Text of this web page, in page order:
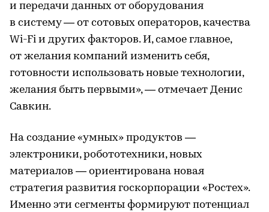
и передачи данных от оборудования
в систему — от сотовых операторов, качества
Wi-Fi и других факторов. И, самое главное,
от желания компаний изменить себя,
готовности использовать новые технологии,
желания быть первыми», — отмечает Денис
Савкин.
На создание «умных» продуктов —
электроники, робототехники, новых
материалов — ориентирована новая
стратегия развития госкорпорации «Ростех».
Именно эти сегменты формируют потенциал